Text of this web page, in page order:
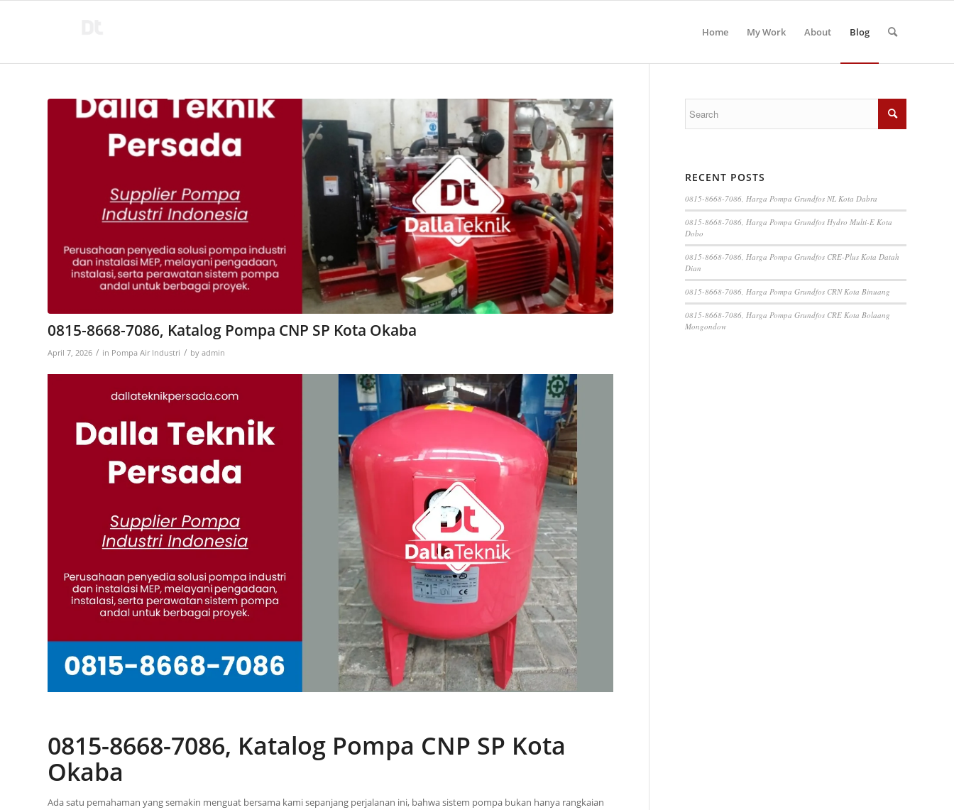
Home My Work About Blog
0815-8668-7086, Katalog Pompa CNP SP Kota Okaba
April 7, 2026 / in Pompa Air Industri / by admin
0815-8668-7086, Katalog Pompa CNP SP Kota
Okaba
Ada satu pemahaman yang semakin menguat bersama kami sepanjang perjalanan ini, bahwa sistem pompa bukan hanya rangkaian
RECENT POSTS
0815-8668-7086, Harga Pompa Grundfos NL Kota Dabra
0815-8668-7086, Harga Pompa Grundfos Hydro Multi-E Kota
Dobo
0815-8668-7086, Harga Pompa Grundfos CRE-Plus Kota Datah
Dian
0815-8668-7086, Harga Pompa Grundfos CRN Kota Binuang
0815-8668-7086, Harga Pompa Grundfos CRE Kota Bolaang
Mongondow